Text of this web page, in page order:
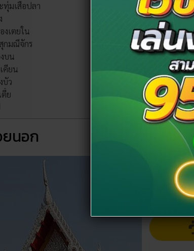
ทุ่มเสือปลา
งเตยใน
กมณีจักร
บน
คียน
บัว
ตี้ย
นอก